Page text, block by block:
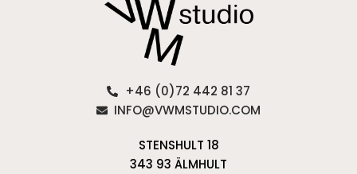
+46 (0)72 442 81 37
INFO@VWMSTUDIO.COM
STENSHULT 18
343 93 ÄLMHULT